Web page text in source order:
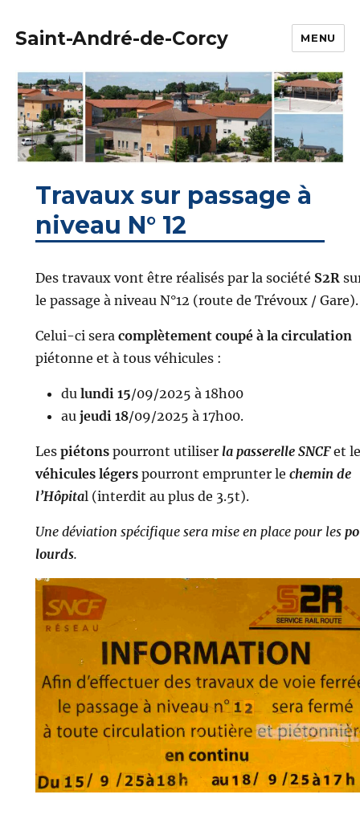
Saint-André-de-Corcy MENU
Travaux sur passage à
niveau N° 12
Des travaux vont être réalisés par la société S2R
le passage à niveau N°12 (route de Trévoux / Gare).
Celui-ci sera complètement coupé à la circulation
piétonne et à tous véhicules :
du lundi 15/09/2025 à 18h00
au jeudi 18/09/2025 à 17h00.
Les piétons pourront utiliser la passerelle SNCFet
véhicules légerspourront emprunter le chemin de
l’Hôpital (interdit au plus de 3.5t).
Une déviation spécifique sera mise en place pour les
lourds.